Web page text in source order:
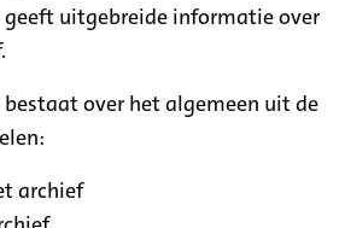
geeft uitgebreide informatie over
over het algemeen uit de
archief